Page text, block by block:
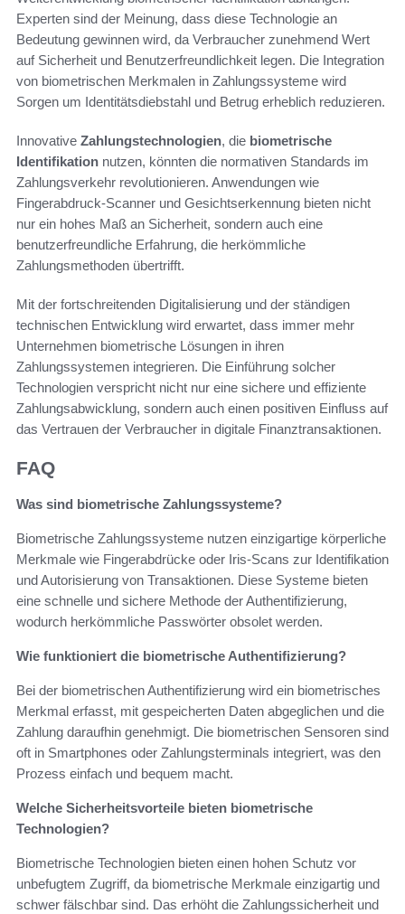
Experten sind der Meinung, dass diese Technologie an
Bedeutung gewinnen wird, da Verbraucher zunehmend Wert
auf Sicherheit und Benutzerfreundlichkeit legen. Die Integration
von biometrischen Merkmalen in Zahlungssysteme wird
Sorgen um Identitätsdiebstahl und Betrug erheblich reduzieren.
Innovative Zahlungstechnologien, die biometrische
Identifikation nutzen, könnten die normativen Standards im
Zahlungsverkehr revolutionieren. Anwendungen wie
Fingerabdruck-Scanner und Gesichtserkennung bieten nicht
nur ein hohes Maß an Sicherheit, sondern auch eine
benutzerfreundliche Erfahrung, die herkömmliche
Zahlungsmethoden übertrifft.
Mit der fortschreitenden Digitalisierung und der ständigen
technischen Entwicklung wird erwartet, dass immer mehr
Unternehmen biometrische Lösungen in ihren
Zahlungssystemen integrieren. Die Einführung solcher
Technologien verspricht nicht nur eine sichere und effiziente
Zahlungsabwicklung, sondern auch einen positiven Einfluss auf
das Vertrauen der Verbraucher in digitale Finanztransaktionen.
FAQ
Was sind biometrische Zahlungssysteme?
Biometrische Zahlungssysteme nutzen einzigartige körperliche
Merkmale wie Fingerabdrücke oder Iris-Scans zur Identifikation
und Autorisierung von Transaktionen. Diese Systeme bieten
eine schnelle und sichere Methode der Authentifizierung,
wodurch herkömmliche Passwörter obsolet werden.
Wie funktioniert die biometrische Authentifizierung?
Bei der biometrischen Authentifizierung wird ein biometrisches
Merkmal erfasst, mit gespeicherten Daten abgeglichen und die
Zahlung daraufhin genehmigt. Die biometrischen Sensoren sind
oft in Smartphones oder Zahlungsterminals integriert, was den
Prozess einfach und bequem macht.
Welche Sicherheitsvorteile bieten biometrische
Technologien?
Biometrische Technologien bieten einen hohen Schutz vor
unbefugtem Zugriff, da biometrische Merkmale einzigartig und
schwer fälschbar sind. Das erhöht die Zahlungssicherheit und